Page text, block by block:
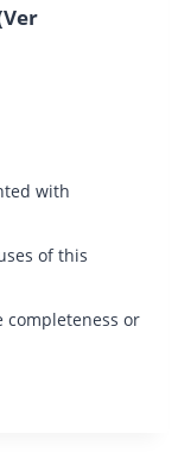
with
of this
completeness or